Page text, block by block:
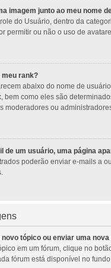
imagem junto ao meu nome
do Usuário, dentro da
permitir ou não o uso de
rank?
abaixo do nome de
bem como eles são
moderadores ou
de um usuário, uma página
poderão enviar e-mails a
tópico ou enviar uma
em um fórum, clique no
fórum está disponível no